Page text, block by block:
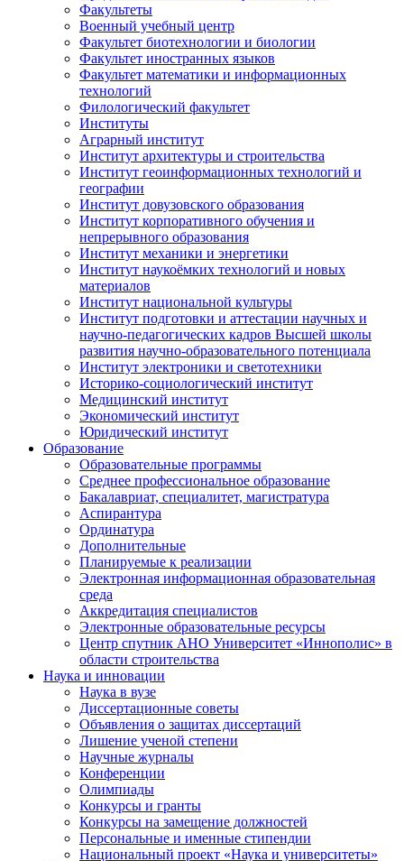
Факультеты
Военный учебный центр
Факультет биотехнологии и биологии
Факультет иностранных языков
Факультет математики и информационных
технологий
Филологический факультет
Институты
Аграрный институт
Институт архитектуры и строительства
Институт геоинформационных технологий и
географии
Институт довузовского образования
Институт корпоративного обучения и
непрерывного образования
Институт механики и энергетики
Институт наукоёмких технологий и новых
материалов
Институт национальной культуры
Институт подготовки и аттестации научных и
научно-педагогических кадров Высшей школы
развития научно-образовательного потенциала
Институт электроники и светотехники
Историко-социологический институт
Медицинский институт
Экономический институт
Юридический институт
Образование
Образовательные программы
Среднее профессиональное образование
Бакалавриат, специалитет, магистратура
Аспирантура
Ординатура
Дополнительные
Планируемые к реализации
Электронная информационная образовательная
среда
Аккредитация специалистов
Электронные образовательные ресурсы
Центр спутник АНО Университет «Иннополис» в
области строительства
Наука и инновации
Наука в вузе
Диссертационные советы
Объявления о защитах диссертаций
Лишение ученой степени
Научные журналы
Конференции
Олимпиады
Конкурсы и гранты
Конкурсы на замещение должностей
Персональные и именные стипендии
Национальный проект «Наука и университеты»